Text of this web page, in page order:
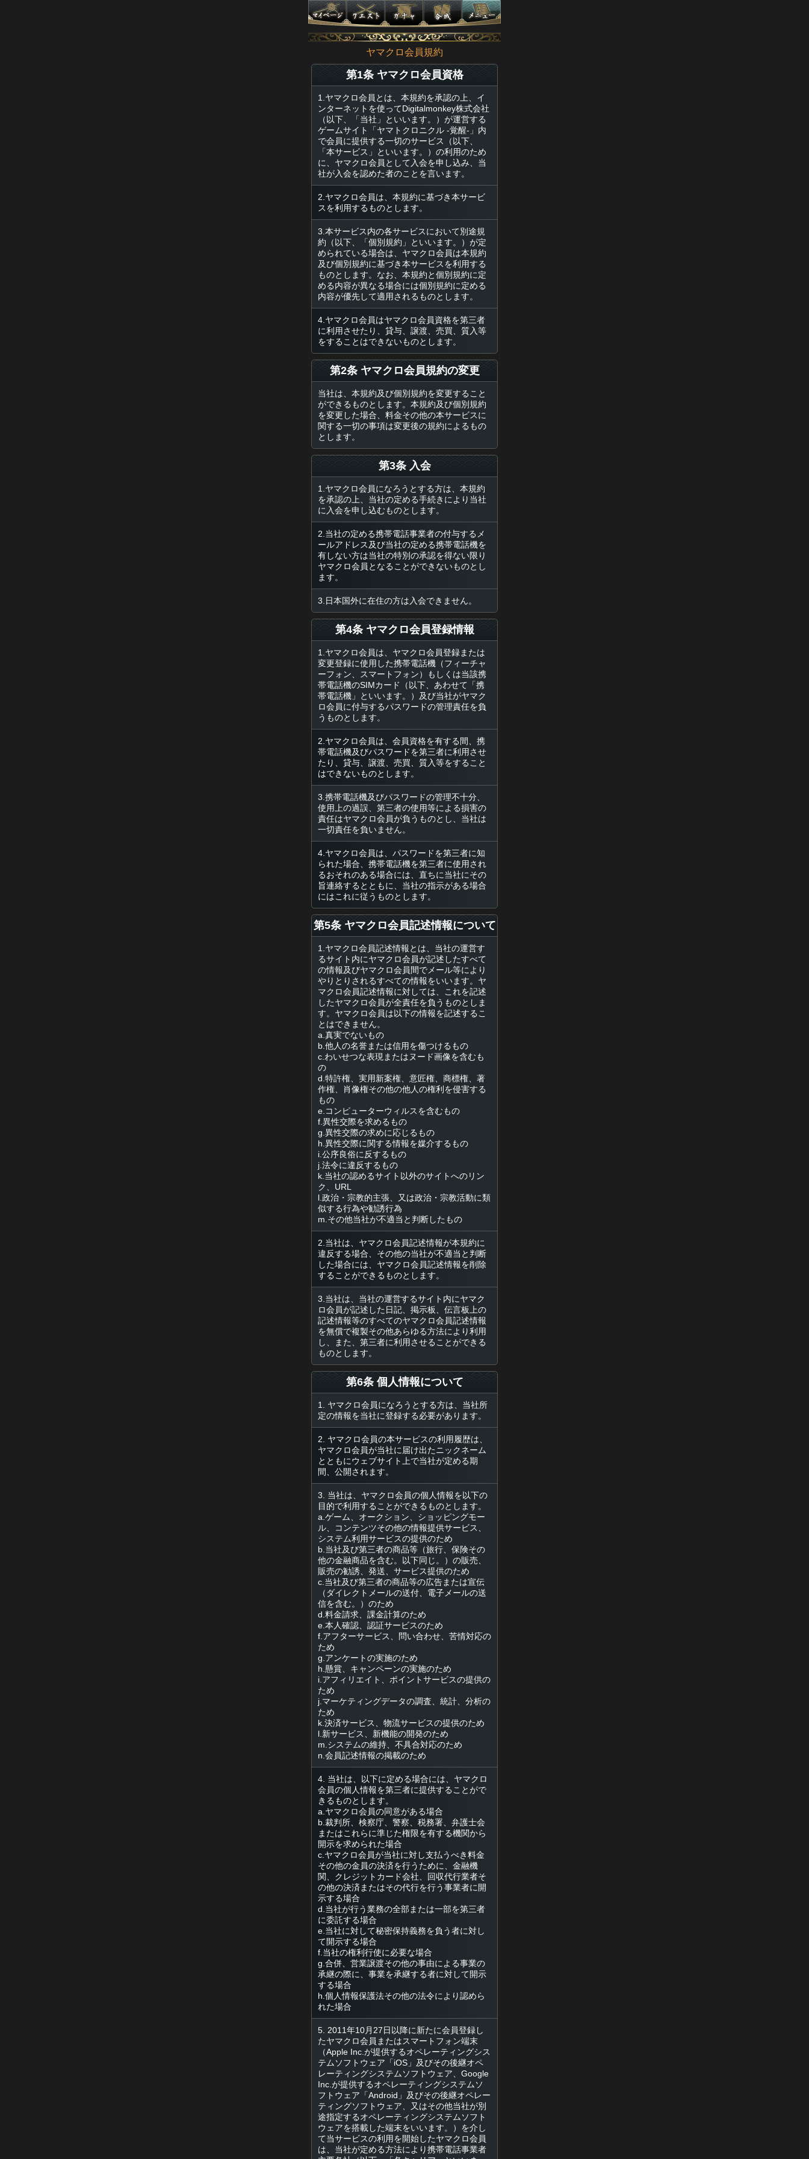
ヤマクロ会員規約
第1条 ヤマクロ会員資格
1.ヤマクロ会員とは、本規約を承認の上、イ
ンターネットを使ってDigitalmonkey株式会社
（以下、「当社」といいます。）が運営する
ゲームサイト「ヤマトクロニクル -覚醒-」内
で会員に提供する一切のサービス（以下、
「本サービス」といいます。）の利用のため
に、ヤマクロ会員として入会を申し込み、当
社が入会を認めた者のことを言います。
2.ヤマクロ会員は、本規約に基づき本サービ
スを利用するものとします。
3.本サービス内の各サービスにおいて別途規
約（以下、「個別規約」といいます。）が定
められている場合は、ヤマクロ会員は本規約
及び個別規約に基づき本サービスを利用する
ものとします。なお、本規約と個別規約に定
める内容が異なる場合には個別規約に定める
内容が優先して適用されるものとします。
4.ヤマクロ会員はヤマクロ会員資格を第三者
に利用させたり、貸与、譲渡、売買、質入等
をすることはできないものとします。
第2条 ヤマクロ会員規約の変更
当社は、本規約及び個別規約を変更すること
ができるものとします。本規約及び個別規約
を変更した場合、料金その他の本サービスに
関する一切の事項は変更後の規約によるもの
とします。
第3条 入会
1.ヤマクロ会員になろうとする方は、本規約
を承認の上、当社の定める手続きにより当社
に入会を申し込むものとします。
2.当社の定める携帯電話事業者の付与するメ
ールアドレス及び当社の定める携帯電話機を
有しない方は当社の特別の承認を得ない限り
ヤマクロ会員となることができないものとし
ます。
3.日本国外に在住の方は入会できません。
第4条 ヤマクロ会員登録情報
1.ヤマクロ会員は、ヤマクロ会員登録または
変更登録に使用した携帯電話機（フィーチャ
ーフォン、スマートフォン）もしくは当該携
帯電話機のSIMカード（以下、あわせて「携
帯電話機」といいます。）及び当社がヤマク
ロ会員に付与するパスワードの管理責任を負
うものとします。
2.ヤマクロ会員は、会員資格を有する間、携
帯電話機及びパスワードを第三者に利用させ
たり、貸与、譲渡、売買、質入等をすること
はできないものとします。
3.携帯電話機及びパスワードの管理不十分、
使用上の過誤、第三者の使用等による損害の
責任はヤマクロ会員が負うものとし、当社は
一切責任を負いません。
4.ヤマクロ会員は、パスワードを第三者に知
られた場合、携帯電話機を第三者に使用され
るおそれのある場合には、直ちに当社にその
旨連絡するとともに、当社の指示がある場合
にはこれに従うものとします。
第5条 ヤマクロ会員記述情報について
1.ヤマクロ会員記述情報とは、当社の運営す
るサイト内にヤマクロ会員が記述したすべて
の情報及びヤマクロ会員間でメール等により
やりとりされるすべての情報をいいます。ヤ
マクロ会員記述情報に対しては、これを記述
したヤマクロ会員が全責任を負うものとしま
す。ヤマクロ会員は以下の情報を記述するこ
とはできません。
a.真実でないもの
b.他人の名誉または信用を傷つけるもの
c.わいせつな表現またはヌード画像を含むも
の
d.特許権、実用新案権、意匠権、商標権、著
作権、肖像権その他の他人の権利を侵害する
もの
e.コンピューターウィルスを含むもの
f.異性交際を求めるもの
g.異性交際の求めに応じるもの
h.異性交際に関する情報を媒介するもの
i.公序良俗に反するもの
j.法令に違反するもの
k.当社の認めるサイト以外のサイトへのリン
ク、URL
l.政治・宗教的主張、又は政治・宗教活動に類
似する行為や勧誘行為
m.その他当社が不適当と判断したもの
2.当社は、ヤマクロ会員記述情報が本規約に
違反する場合、その他の当社が不適当と判断
した場合には、ヤマクロ会員記述情報を削除
することができるものとします。
3.当社は、当社の運営するサイト内にヤマク
ロ会員が記述した日記、掲示板、伝言板上の
記述情報等のすべてのヤマクロ会員記述情報
を無償で複製その他あらゆる方法により利用
し、また、第三者に利用させることができる
ものとします。
第6条 個人情報について
1. ヤマクロ会員になろうとする方は、当社所
定の情報を当社に登録する必要があります。
2. ヤマクロ会員の本サービスの利用履歴は、
ヤマクロ会員が当社に届け出たニックネーム
とともにウェブサイト上で当社が定める期
間、公開されます。
3. 当社は、ヤマクロ会員の個人情報を以下の
目的で利用することができるものとします。
a.ゲーム、オークション、ショッピングモー
ル、コンテンツその他の情報提供サービス、
システム利用サービスの提供のため
b.当社及び第三者の商品等（旅行、保険その
他の金融商品を含む。以下同じ。）の販売、
販売の勧誘、発送、サービス提供のため
c.当社及び第三者の商品等の広告または宣伝
（ダイレクトメールの送付、電子メールの送
信を含む。）のため
d.料金請求、課金計算のため
e.本人確認、認証サービスのため
f.アフターサービス、問い合わせ、苦情対応の
ため
g.アンケートの実施のため
h.懸賞、キャンペーンの実施のため
i.アフィリエイト、ポイントサービスの提供の
ため
j.マーケティングデータの調査、統計、分析の
ため
k.決済サービス、物流サービスの提供のため
l.新サービス、新機能の開発のため
m.システムの維持、不具合対応のため
n.会員記述情報の掲載のため
4. 当社は、以下に定める場合には、ヤマクロ
会員の個人情報を第三者に提供することがで
きるものとします。
a.ヤマクロ会員の同意がある場合
b.裁判所、検察庁、警察、税務署、弁護士会
またはこれらに準じた権限を有する機関から
開示を求められた場合
c.ヤマクロ会員が当社に対し支払うべき料金
その他の金員の決済を行うために、金融機
関、クレジットカード会社、回収代行業者そ
の他の決済またはその代行を行う事業者に開
示する場合
d.当社が行う業務の全部または一部を第三者
に委託する場合
e.当社に対して秘密保持義務を負う者に対し
て開示する場合
f.当社の権利行使に必要な場合
g.合併、営業譲渡その他の事由による事業の
承継の際に、事業を承継する者に対して開示
する場合
h.個人情報保護法その他の法令により認めら
れた場合
5. 2011年10月27日以降に新たに会員登録し
たヤマクロ会員またはスマートフォン端末
（Apple Inc.が提供するオペレーティングシス
テムソフトウェア「iOS」及びその後継オペ
レーティングシステムソフトウェア、Google
Inc.が提供するオペレーティングシステムソ
フトウェア「Android」及びその後継オペレー
ティングソフトウェア、又はその他当社が別
途指定するオペレーティングシステムソフト
ウェアを搭載した端末をいいます。）を介し
て当サービスの利用を開始したヤマクロ会員
は、当社が定める方法により携帯電話事業者